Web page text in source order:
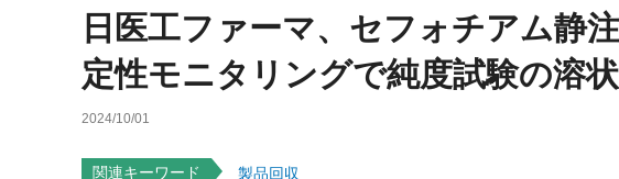
日医工ファーマ、セフォチアム
定性モニタリングで純度試験の溶
2024/10/01
関連キーワード 製品回収